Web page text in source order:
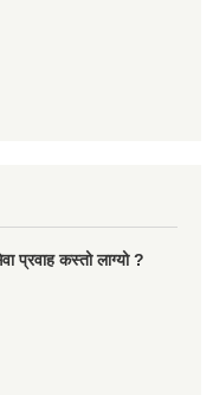
प्रवाह कस्तो लाग्यो ?